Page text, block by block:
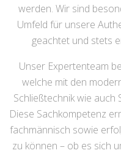
werden. Wir sind
Umfeld für unsere
geachtet und stets
Unser Expertenteam
welche mit den
Schließtechnik wie auch
Diese Sachkompetenz
fachmännisch sowie
zu können – ob es sich